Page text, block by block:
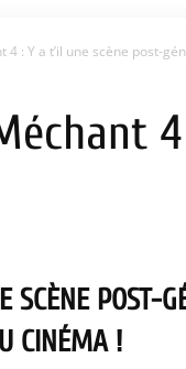
: Y a t’il une scène post-
SCÈNE POST-
CINÉMA !